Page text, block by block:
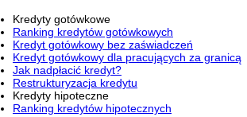
Kredyty gotówkowe
Ranking kredytów gotówkowych
Kredyt gotówkowy bez zaświadczeń
Kredyt gotówkowy dla pracujących za granicą
Jak nadpłacić kredyt?
Restrukturyzacja kredytu
Kredyty hipoteczne
Ranking kredytów hipotecznych